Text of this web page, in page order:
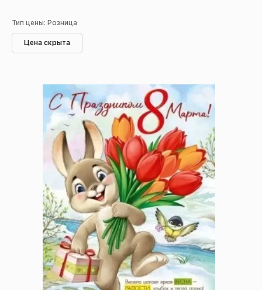
Тип цены: Розница
Цена скрыта